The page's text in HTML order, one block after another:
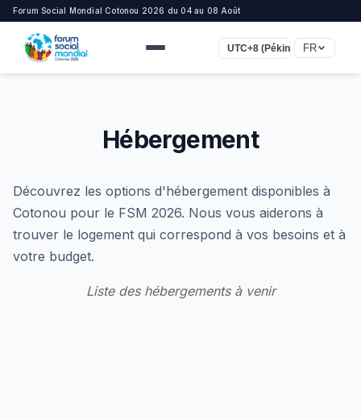
Forum Social Mondial Cotonou 2026 du 04 au 08 Août
UTC+8 (Pékin, Singapour)
FR
Hébergement
Découvrez les options d'hébergement disponibles à
Cotonou pour le FSM 2026. Nous vous aiderons à
trouver le logement qui correspond à vos besoins et à
votre budget.
Liste des hébergements à venir